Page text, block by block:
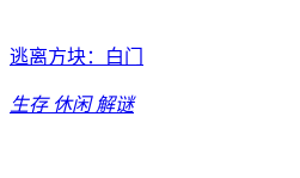
逃离方块：白门
生存 休闲 解谜